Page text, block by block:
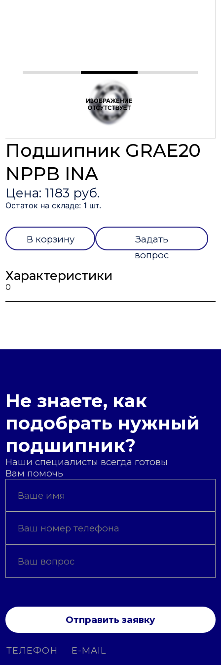
Подшипник GRAE20
NPPB INA
Цена: 1183 руб.
Остаток на складе: 1 шт.
В корзину
Задать
вопрос
Характеристики
0
Не знаете, как
подобрать нужный
подшипник?
Наши специалисты всегда готовы
Вам помочь
Отправить заявку
ТЕЛЕФОН E-MAIL